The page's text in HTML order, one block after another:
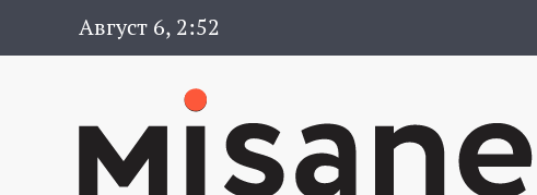
Август 6, 2:52